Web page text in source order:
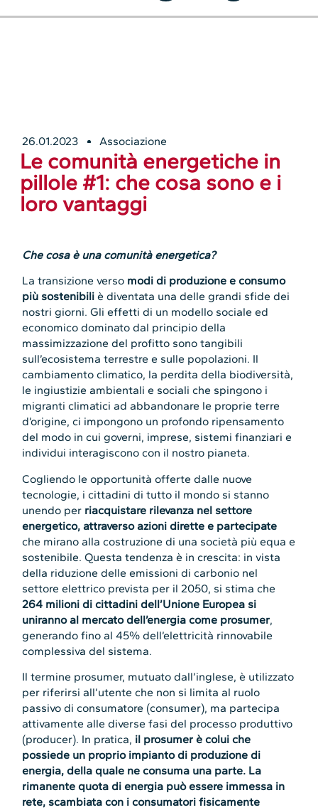
26.01.2023 Associazione
Le comunità energetiche in
pillole #1: che cosa sono e i
loro vantaggi
Che cosa è una comunità energetica?
La transizione verso modi di produzione e consumo
più sostenibili è diventata una delle grandi sfide dei
nostri giorni. Gli effetti di un modello sociale ed
economico dominato dal principio della
massimizzazione del profitto sono tangibili
sull’ecosistema terrestre e sulle popolazioni. Il
cambiamento climatico, la perdita della biodiversità,
le ingiustizie ambientali e sociali che spingono i
migranti climatici ad abbandonare le proprie terre
d’origine, ci impongono un profondo ripensamento
del modo in cui governi, imprese, sistemi finanziari e
individui interagiscono con il nostro pianeta.
Cogliendo le opportunità offerte dalle nuove
tecnologie, i cittadini di tutto il mondo si stanno
unendo per riacquistare rilevanza nel settore
energetico, attraverso azioni dirette e partecipate
che mirano alla costruzione di una società più equa e
sostenibile. Questa tendenza è in crescita: in vista
della riduzione delle emissioni di carbonio nel
settore elettrico prevista per il 2050, si stima che
264 milioni di cittadini dell’Unione Europea si
uniranno al mercato dell’energia come prosumer,
generando fino al 45% dell’elettricità rinnovabile
complessiva del sistema.
Il termine prosumer, mutuato dall’inglese, è utilizzato
per riferirsi all’utente che non si limita al ruolo
passivo di consumatore (consumer), ma partecipa
attivamente alle diverse fasi del processo produttivo
(producer). In pratica, il prosumer è colui che
possiede un proprio impianto di produzione di
energia, della quale ne consuma una parte. La
rimanente quota di energia può essere immessa in
rete, scambiata con i consumatori fisicamente